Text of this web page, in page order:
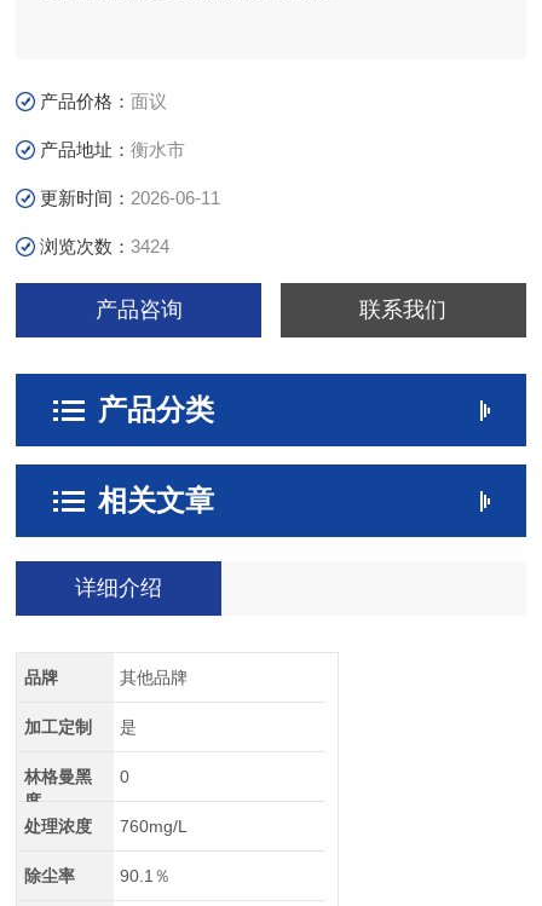
产品价格：面议
产品地址：衡水市
更新时间： 2026-06-11
浏览次数：3424
产品咨询 联系我们
产品分类
相关文章
详细介绍
品牌 其他品牌
加工定制 是
林格曼黑
度
0
处理浓度 760mg/L
除尘率 90.1％